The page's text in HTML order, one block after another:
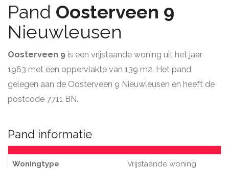
Pand Oosterveen 9
Nieuwleusen
Oosterveen 9 is een vrijstaande woning uit het jaar
1963 met een oppervlakte van 139 m2. Het pand
gelegen aan de Oosterveen 9 Nieuwleusen en heeft de
postcode 7711 BN.
Pand informatie
Woningtype Vrijstaande woning